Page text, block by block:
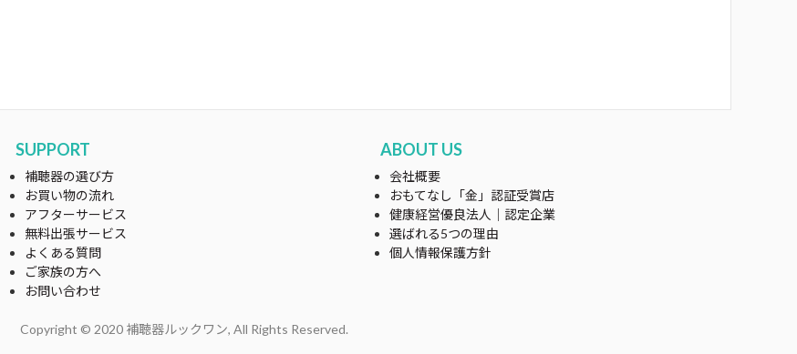
SUPPORT
補聴器の選び方
お買い物の流れ
アフターサービス
無料出張サービス
よくある質問
ご家族の方へ
お問い合わせ
ABOUT US
会社概要
おもてなし「金」認証受賞店
健康経営優良法人｜認定企業
選ばれる5つの理由
個人情報保護方針
Copyright © 2020 補聴器ルックワン, All Rights Reserved.